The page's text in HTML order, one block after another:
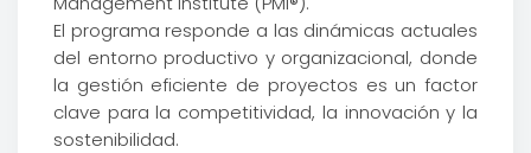
El programa responde a las dinámicas actuales
del entorno productivo y organizacional, donde
la gestión eficiente de proyectos es un factor
clave para la competitividad, la innovación y la
sostenibilidad.